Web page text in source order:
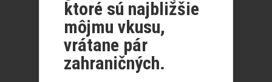
ktoré sú najbližšie
môjmu vkusu,
vrátane pár
zahraničných.